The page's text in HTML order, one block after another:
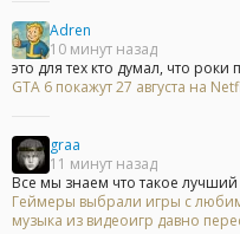
Adren
10 минут назад
это для тех кто думал, что роки
GTA 6 покажут 27 августа на
graa
11 минут назад
Все мы знаем что такое лучший
Геймеры выбрали игры с
музыка из видеоигр давно